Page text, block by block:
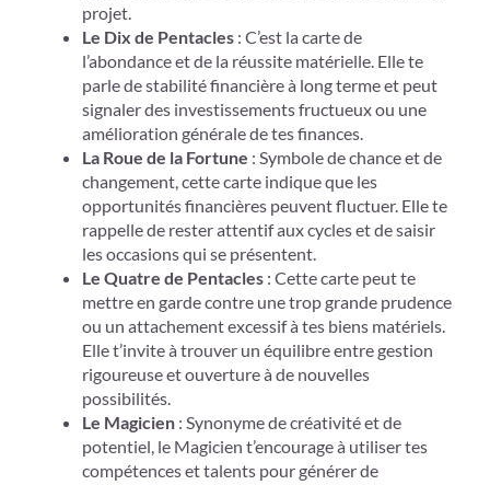
projet.
Le Dix de Pentacles : C’est la carte de
l’abondance et de la réussite matérielle. Elle te
parle de stabilité financière à long terme et peut
signaler des investissements fructueux ou une
amélioration générale de tes finances.
La Roue de la Fortune : Symbole de chance et de
changement, cette carte indique que les
opportunités financières peuvent fluctuer. Elle te
rappelle de rester attentif aux cycles et de saisir
les occasions qui se présentent.
Le Quatre de Pentacles : Cette carte peut te
mettre en garde contre une trop grande prudence
ou un attachement excessif à tes biens matériels.
Elle t’invite à trouver un équilibre entre gestion
rigoureuse et ouverture à de nouvelles
possibilités.
Le Magicien : Synonyme de créativité et de
potentiel, le Magicien t’encourage à utiliser tes
compétences et talents pour générer de